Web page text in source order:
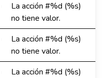
La acción #%d (%s)
no tiene valor.
La acción #%d (%s)
no tiene valor.
La acción #%d (%s)